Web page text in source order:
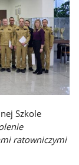
Szkole
ratowniczymi